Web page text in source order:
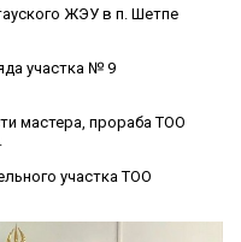
ЖЭУ в п. Шетпе
участка № 9
мастера, прораба ТОО
участка ТОО